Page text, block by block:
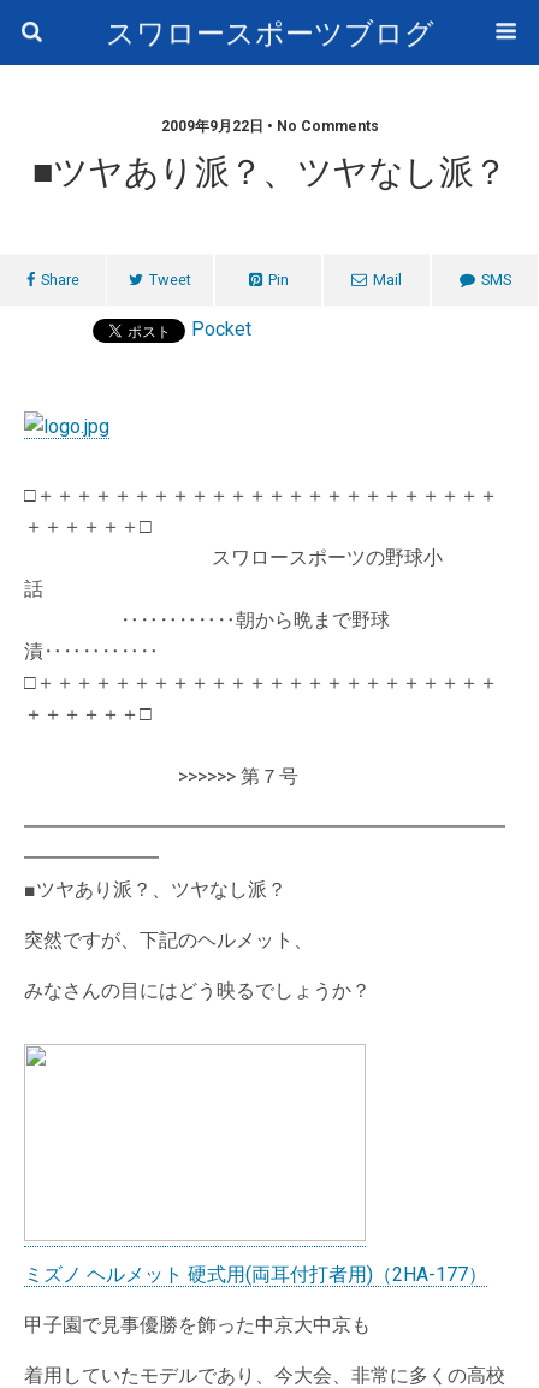
スワロースポーツブログ
2009年9月22日 • No Comments
■ツヤあり派？、ツヤなし派？
Share Tweet Pin Mail SMS
Pocket
□＋＋＋＋＋＋＋＋＋＋＋＋＋＋＋＋＋＋＋＋＋＋＋＋
＋＋＋＋＋＋□
スワロースポーツの野球小
話
‥‥‥‥‥‥朝から晩まで野球
漬‥‥‥‥‥‥
□＋＋＋＋＋＋＋＋＋＋＋＋＋＋＋＋＋＋＋＋＋＋＋＋
＋＋＋＋＋＋□
>>>>>> 第７号
━━━━━━━━━━━━━━━━━━━━━━━━━
━━━━━━━
■ツヤあり派？、ツヤなし派？
突然ですが、下記のヘルメット、
みなさんの目にはどう映るでしょうか？
ミズノ ヘルメット 硬式用(両耳付打者用)（2HA-177）
甲子園で見事優勝を飾った中京大中京も
着用していたモデルであり、今大会、非常に多くの高校